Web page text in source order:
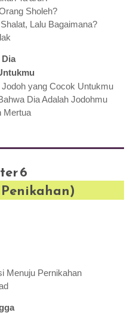
Sholeh?
Lalu Bagaimana?
Dia
Jodoh yang Cocok Untukmu
Dia Adalah Jodohmu
Mertua
6
Menuju Pernikahan